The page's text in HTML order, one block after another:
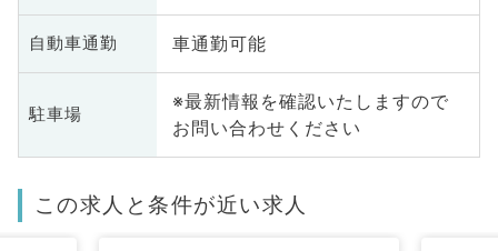
自動車通勤 車通勤可能
駐車場
※最新情報を確認いたしますので
お問い合わせください
この求人と条件が近い求人